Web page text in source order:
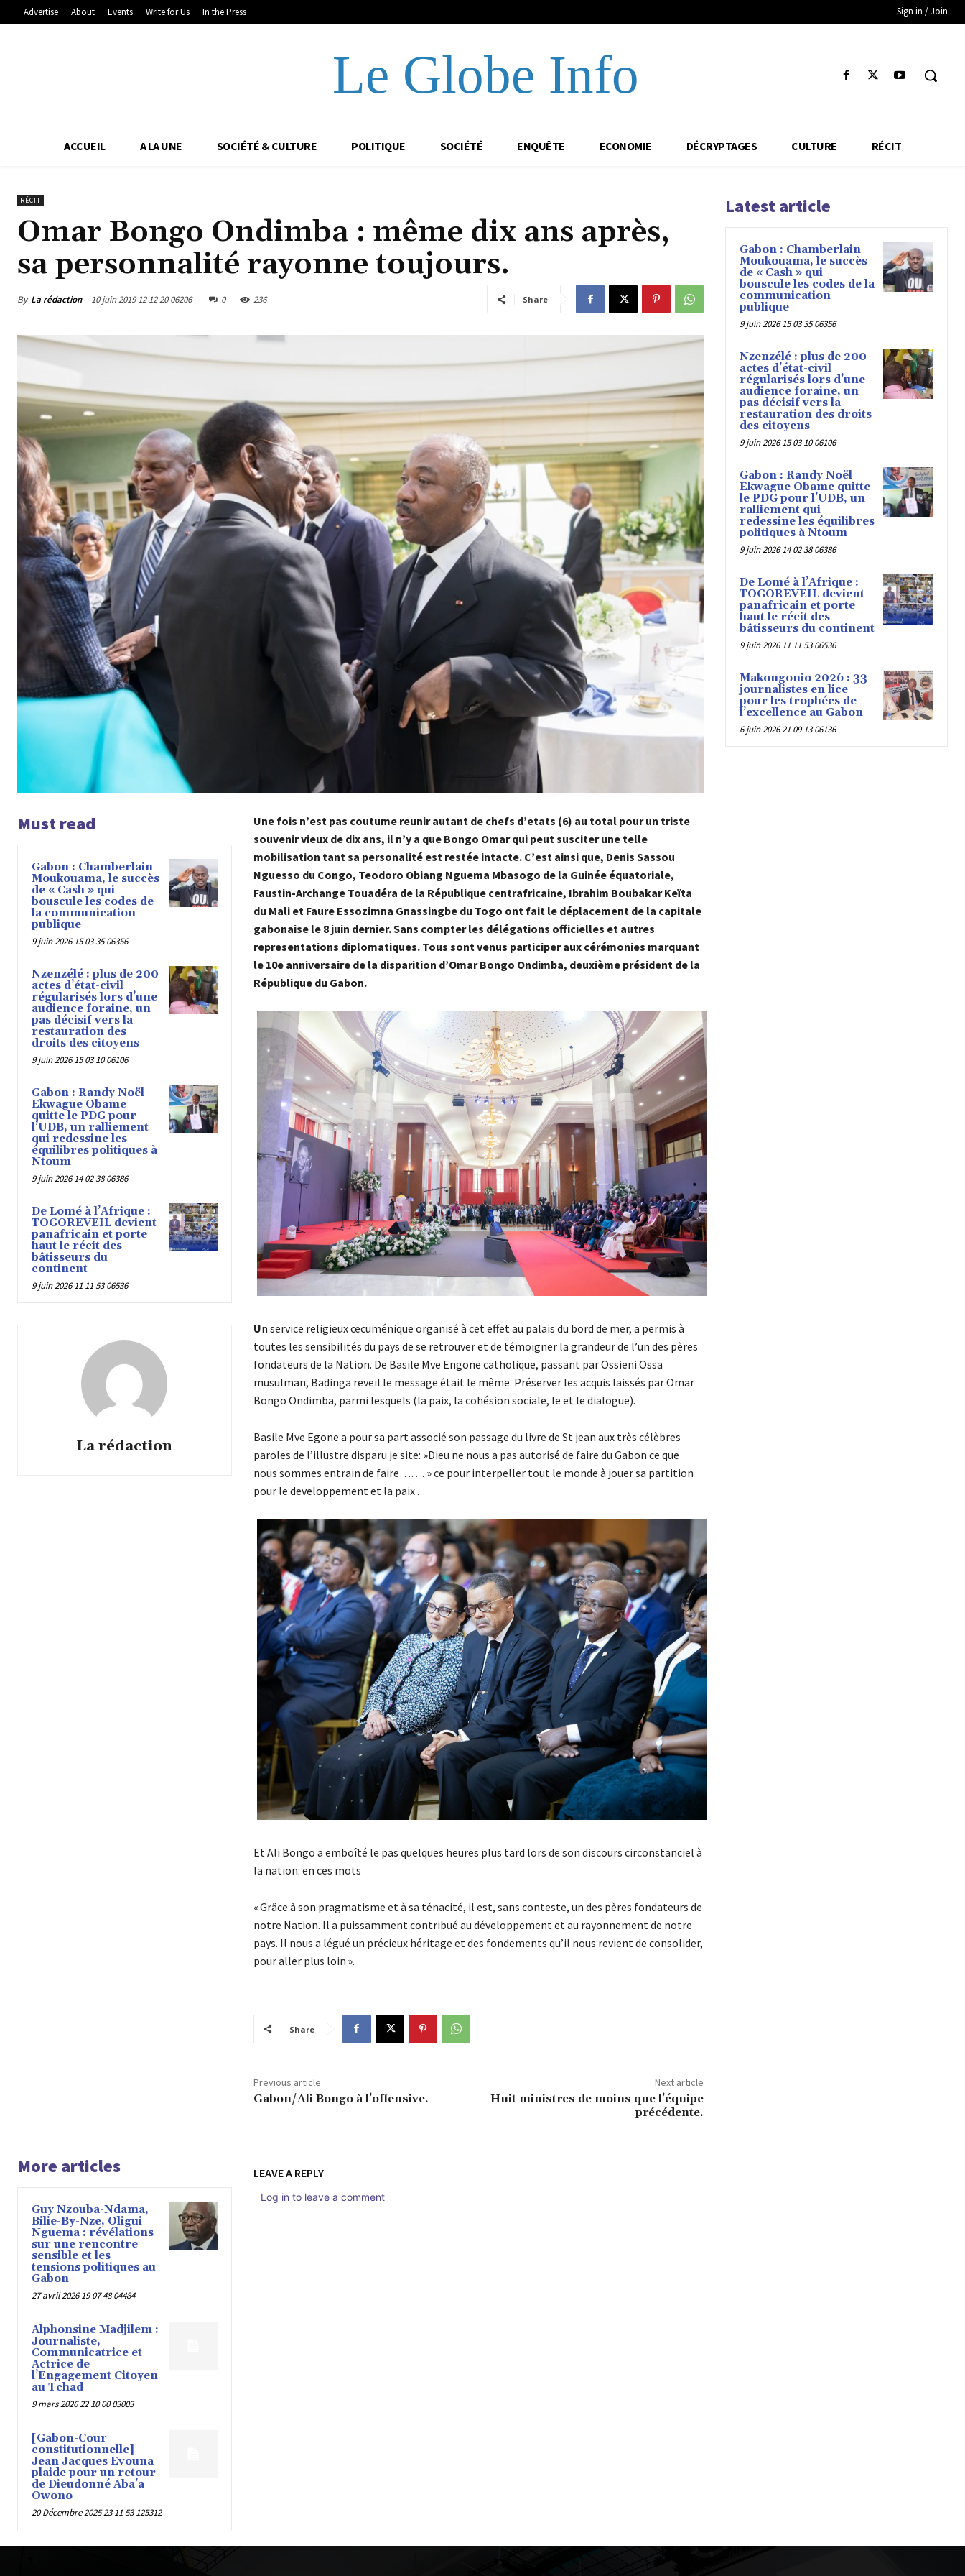
Advertise About Events Write for Us In the Press Sign in / Join
Le Globe Info
ACCUEIL A LA UNE SOCIÉTÉ & CULTURE POLITIQUE SOCIÉTÉ ENQUÊTE ECONOMIE DÉCRYPTAGES CULTURE RÉCIT
RÉCIT
Omar Bongo Ondimba : même dix ans après,
sa personnalité rayonne toujours.
By La rédaction 10 juin 2019 12 12 20 06206 0 236 Share
Must read
Gabon : Chamberlain
Moukouama, le succès
de « Cash » qui
bouscule les codes de
la communication
publique
9 juin 2026 15 03 35 06356
Nzenzélé : plus de 200
actes d’état-civil
régularisés lors d’une
audience foraine, un
pas décisif vers la
restauration des
droits des citoyens
9 juin 2026 15 03 10 06106
Gabon : Randy Noël
Ekwague Obame
quitte le PDG pour
l’UDB, un ralliement
qui redessine les
équilibres politiques à
Ntoum
9 juin 2026 14 02 38 06386
De Lomé à l’Afrique :
TOGOREVEIL devient
panafricain et porte
haut le récit des
bâtisseurs du
continent
9 juin 2026 11 11 53 06536
La rédaction
Une fois n’est pas coutume reunir autant de chefs d’etats (6) au total pour un triste
souvenir vieux de dix ans, il n’y a que Bongo Omar qui peut susciter une telle
mobilisation tant sa personalité est restée intacte. C’est ainsi que, Denis Sassou
Nguesso du Congo, Teodoro Obiang Nguema Mbasogo de la Guinée équatoriale,
Faustin-Archange Touadéra de la République centrafricaine, Ibrahim Boubakar Keïta
du Mali et Faure Essozimna Gnassingbe du Togo ont fait le déplacement de la capitale
gabonaise le 8 juin dernier. Sans compter les délégations officielles et autres
representations diplomatiques. Tous sont venus participer aux cérémonies marquant
le 10e anniversaire de la disparition d’Omar Bongo Ondimba, deuxième président de la
République du Gabon.
Un service religieux œcuménique organisé à cet effet au palais du bord de mer, a permis à
toutes les sensibilités du pays de se retrouver et de témoigner la grandeur de l’un des pères
fondateurs de la Nation. De Basile Mve Engone catholique, passant par Ossieni Ossa
musulman, Badinga reveil le message était le même. Préserver les acquis laissés par Omar
Bongo Ondimba, parmi lesquels (la paix, la cohésion sociale, le et le dialogue).
Basile Mve Egone a pour sa part associé son passage du livre de St jean aux très célèbres
paroles de l’illustre disparu je site: »Dieu ne nous a pas autorisé de faire du Gabon ce que
nous sommes entrain de faire……. » ce pour interpeller tout le monde à jouer sa partition
pour le developpement et la paix .
Et Ali Bongo a emboîté le pas quelques heures plus tard lors de son discours circonstanciel à
la nation: en ces mots
« Grâce à son pragmatisme et à sa ténacité, il est, sans conteste, un des pères fondateurs de
notre Nation. Il a puissamment contribué au développement et au rayonnement de notre
pays. Il nous a légué un précieux héritage et des fondements qu’il nous revient de consolider,
pour aller plus loin ».
Share
Previous article
Gabon/Ali Bongo à l’offensive.
Next article
Huit ministres de moins que l’équipe
précédente.
More articles
Guy Nzouba-Ndama,
Bilie-By-Nze, Oligui
Nguema : révélations
sur une rencontre
sensible et les
tensions politiques au
Gabon
27 avril 2026 19 07 48 04484
Alphonsine Madjilem :
Journaliste,
Communicatrice et
Actrice de
l’Engagement Citoyen
au Tchad
9 mars 2026 22 10 00 03003
[Gabon-Cour
constitutionnelle]
Jean Jacques Evouna
plaide pour un retour
de Dieudonné Aba’a
Owono
20 Décembre 2025 23 11 53 125312
LEAVE A REPLY
Log in to leave a comment
Latest article
Gabon : Chamberlain
Moukouama, le succès
de « Cash » qui
bouscule les codes de la
communication
publique
9 juin 2026 15 03 35 06356
Nzenzélé : plus de 200
actes d’état-civil
régularisés lors d’une
audience foraine, un
pas décisif vers la
restauration des droits
des citoyens
9 juin 2026 15 03 10 06106
Gabon : Randy Noël
Ekwague Obame quitte
le PDG pour l’UDB, un
ralliement qui
redessine les équilibres
politiques à Ntoum
9 juin 2026 14 02 38 06386
De Lomé à l’Afrique :
TOGOREVEIL devient
panafricain et porte
haut le récit des
bâtisseurs du continent
9 juin 2026 11 11 53 06536
Makongonio 2026 : 33
journalistes en lice
pour les trophées de
l’excellence au Gabon
6 juin 2026 21 09 13 06136